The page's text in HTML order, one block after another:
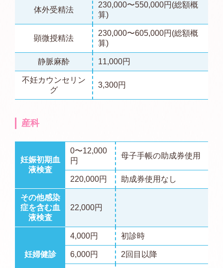
体外受精法
230,000〜550,000円(総額概
算)
顕微授精法
230,000〜605,000円(総額概
算)
静脈麻酔 11,000円
不妊カウンセリン
グ
3,300円
産科
妊娠初期血
液検査
0〜12,000
円
母子手帳の助成券使用
220,000円 助成券使用なし
その他感染
症を含む血
液検査
22,000円
妊婦健診
4,000円 初診時
6,000円 2回目以降